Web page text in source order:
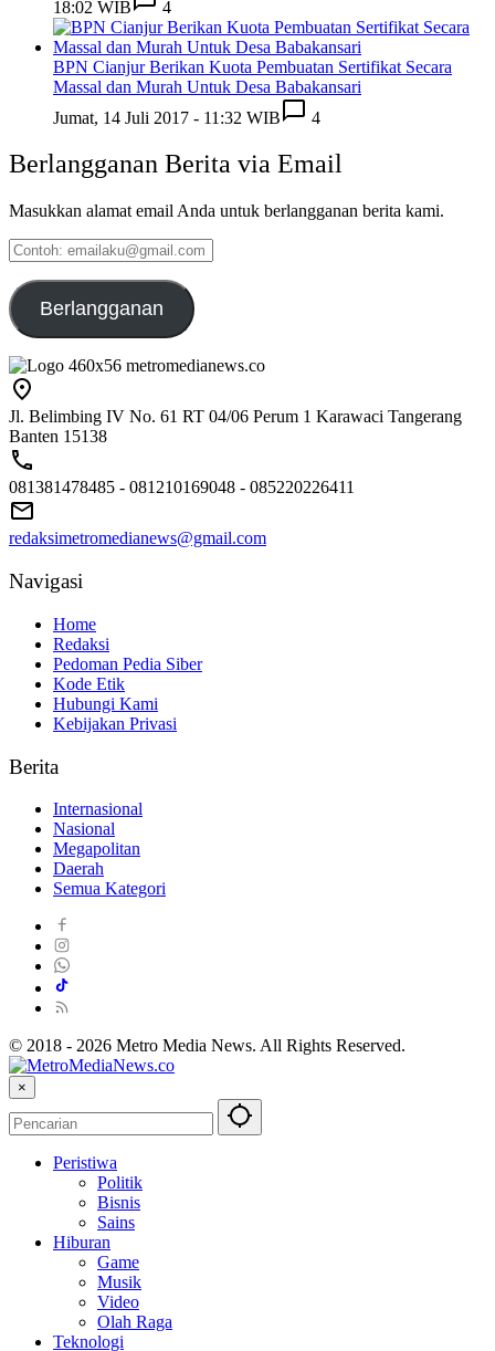
18:02 WIB
4
BPN Cianjur Berikan Kuota Pembuatan Sertifikat Secara
Massal dan Murah Untuk Desa Babakansari
Jumat, 14 Juli 2017 - 11:32 WIB
4
Berlangganan Berita via Email
Masukkan alamat email Anda untuk berlangganan berita kami.
Contoh:
emailaku@gmail.com
Berlangganan
Jl. Belimbing IV No. 61 RT 04/06 Perum 1 Karawaci Tangerang
Banten 15138
081381478485 - 081210169048 - 085220226411
redaksimetromedianews@gmail.com
Navigasi
Home
Redaksi
Pedoman Pedia Siber
Kode Etik
Hubungi Kami
Kebijakan Privasi
Berita
Internasional
Nasional
Megapolitan
Daerah
Semua Kategori
© 2018 - 2026 Metro Media News. All Rights Reserved.
×
Peristiwa
Politik
Bisnis
Sains
Hiburan
Game
Musik
Video
Olah Raga
Teknologi